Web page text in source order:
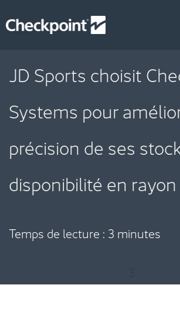
to
JD Sports choisit
Systems pour
précision de ses
disponibilité en rayon
Temps de lecture : 3 minutes